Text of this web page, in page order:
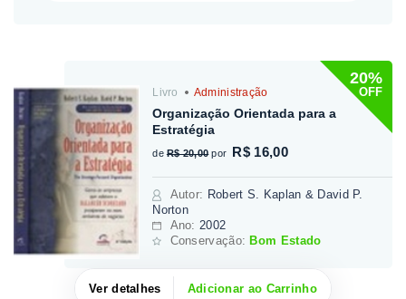
20%
OFF
Livro Administração
Organização Orientada para a
Estratégia
de R$ 20,00 por R$ 16,00
Autor: Robert S. Kaplan & David P.
Norton
Ano: 2002
Conservação:Bom Estado
Ver detalhes Adicionar ao Carrinho